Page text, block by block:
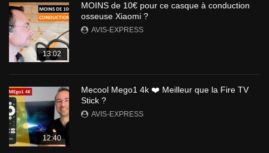
13:02
MOINS de 10€ pour ce casque à conduction
osseuse Xiaomi ?
AVIS-EXPRESS
12:40
Mecool Mego1 4k ❤️ Meilleur que la Fire TV
Stick ?
AVIS-EXPRESS